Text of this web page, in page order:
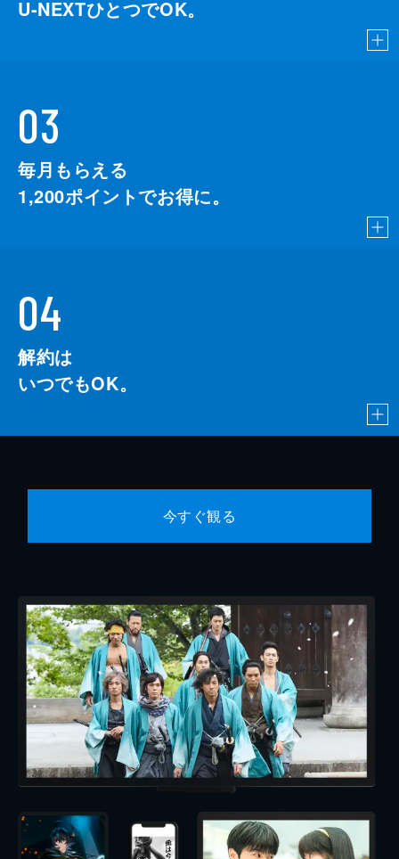
U-NEXTひとつでOK。
03
毎月もらえる
1,200ポイントでお得に。
04
解約は
いつでもOK。
今すぐ観る